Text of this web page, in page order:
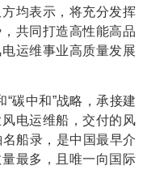
均表示，将充分发挥
共同打造高性能高品
运维事业高质量发展
“碳中和”战略，承接建
电运维船，交付的风
船录，是中国最早介
最多，且唯一向国际